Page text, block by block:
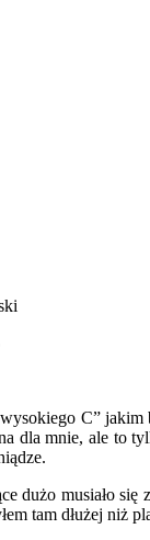
C” jakim
dla mnie, ale to
dużo musiało
tam dłużej niż